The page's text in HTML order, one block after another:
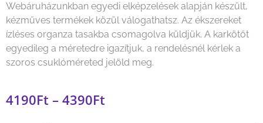
Webáruházunkban egyedi elképzelések alapján készült,
kézműves termékek közül válogathatsz. Az ékszereket
ízléses organza tasakba csomagolva küldjük. A karkötőt
egyedileg a méretedre igazítjuk, a rendelésnél kérlek a
szoros csuklóméreted jelöld meg.
4190Ft – 4390Ft